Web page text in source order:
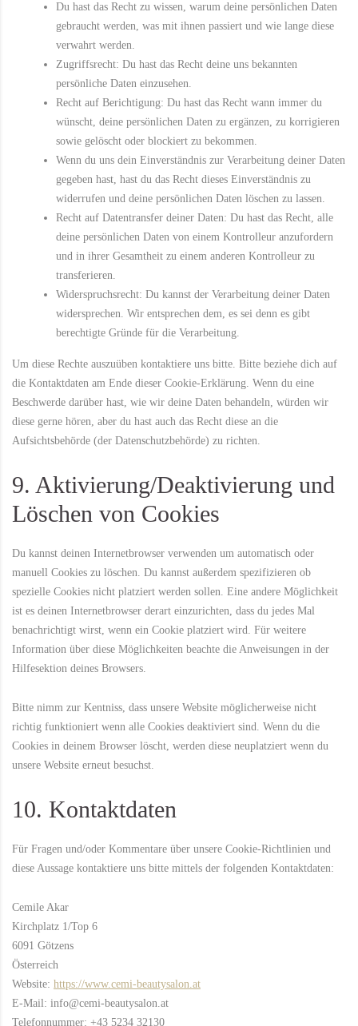
Du hast das Recht zu wissen, warum deine persönlichen Daten
gebraucht werden, was mit ihnen passiert und wie lange diese
verwahrt werden.
Zugriffsrecht: Du hast das Recht deine uns bekannten
persönliche Daten einzusehen.
Recht auf Berichtigung: Du hast das Recht wann immer du
wünscht, deine persönlichen Daten zu ergänzen, zu korrigieren
sowie gelöscht oder blockiert zu bekommen.
Wenn du uns dein Einverständnis zur Verarbeitung deiner Daten
gegeben hast, hast du das Recht dieses Einverständnis zu
widerrufen und deine persönlichen Daten löschen zu lassen.
Recht auf Datentransfer deiner Daten: Du hast das Recht, alle
deine persönlichen Daten von einem Kontrolleur anzufordern
und in ihrer Gesamtheit zu einem anderen Kontrolleur zu
transferieren.
Widerspruchsrecht: Du kannst der Verarbeitung deiner Daten
widersprechen. Wir entsprechen dem, es sei denn es gibt
berechtigte Gründe für die Verarbeitung.
Um diese Rechte auszuüben kontaktiere uns bitte. Bitte beziehe dich auf
die Kontaktdaten am Ende dieser Cookie-Erklärung. Wenn du eine
Beschwerde darüber hast, wie wir deine Daten behandeln, würden wir
diese gerne hören, aber du hast auch das Recht diese an die
Aufsichtsbehörde (der Datenschutzbehörde) zu richten.
9. Aktivierung/Deaktivierung und
Löschen von Cookies
Du kannst deinen Internetbrowser verwenden um automatisch oder
manuell Cookies zu löschen. Du kannst außerdem spezifizieren ob
spezielle Cookies nicht platziert werden sollen. Eine andere Möglichkeit
ist es deinen Internetbrowser derart einzurichten, dass du jedes Mal
benachrichtigt wirst, wenn ein Cookie platziert wird. Für weitere
Information über diese Möglichkeiten beachte die Anweisungen in der
Hilfesektion deines Browsers.
Bitte nimm zur Kentniss, dass unsere Website möglicherweise nicht
richtig funktioniert wenn alle Cookies deaktiviert sind. Wenn du die
Cookies in deinem Browser löscht, werden diese neuplatziert wenn du
unsere Website erneut besuchst.
10. Kontaktdaten
Für Fragen und/oder Kommentare über unsere Cookie-Richtlinien und
diese Aussage kontaktiere uns bitte mittels der folgenden Kontaktdaten:
Cemile Akar
Kirchplatz 1/Top 6
6091 Götzens
Österreich
Website: https://www.cemi-beautysalon.at
E-Mail: ta.nolasytuaeb-imec@ofni
Telefonnummer: +43 5234 32130